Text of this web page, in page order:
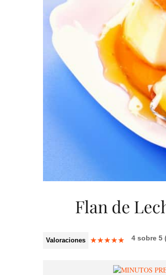
Flan de
Valoraciones ★★★★★ 4 sobre 5